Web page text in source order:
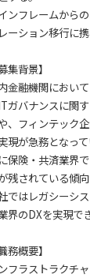
ンフレームから
ーション移行に
集背景】
金融機関におい
ガバナンスに関
、フィンテック
現が急務となって
保険・共済業界
残されている傾向
ではレガシーシ
界のDXを実現で
務概要】
フラストラクチ